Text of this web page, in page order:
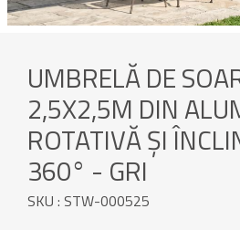
UMBRELĂ DE
2,5X2,5M DIN
ROTATIVĂ ȘI
360° - GRI
SKU : STW-000525